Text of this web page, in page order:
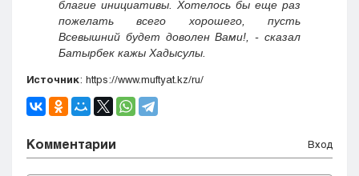
благие инициативы. Хотелось бы еще раз
пожелать всего хорошего, пусть
Всевышний будет доволен Вами!, - сказал
Батырбек кажы Хадысулы.
Источник: https://www.muftyat.kz/ru/
Комментарии Вход